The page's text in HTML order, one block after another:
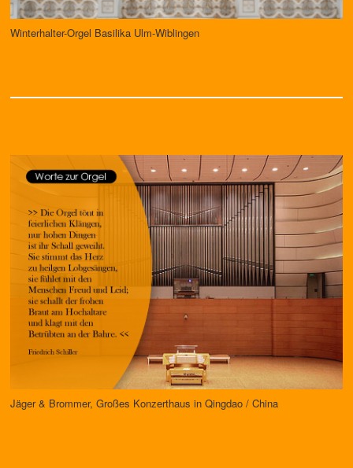
Winterhalter-Orgel Basilika Ulm-Wiblingen
Jäger & Brommer, Großes Konzerthaus in Qingdao / China